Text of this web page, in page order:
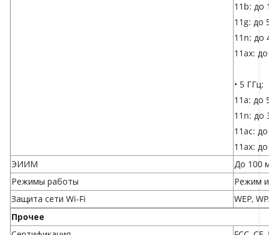
11b: до
11g: до
11n: до
11ax:
• 5 ГГц:
11a: до
11n: до
11ac:
11ax:
ЭИИМ
До 100
Режимы работы
Режим
Защита сети Wi-Fi
WEP,
Прочее